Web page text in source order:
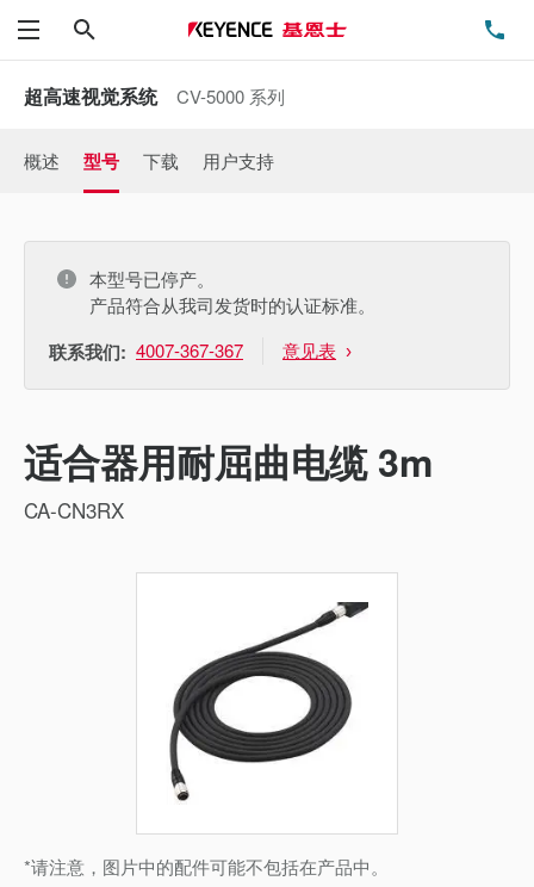
菜单
超高速视觉系统 CV-5000 系列
概述 型号 下载 用户支持
本型号已停产。
产品符合从我司发货时的认证标准。
联系我们: 4007-367-367 意见表
适合器用耐屈曲电缆 3m
CA-CN3RX
*请注意，图片中的配件可能不包括在产品中。